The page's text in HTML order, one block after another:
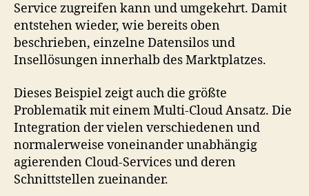
Service zugreifen kann und umgekehrt. Damit
entstehen wieder, wie bereits oben
beschrieben, einzelne Datensilos und
Insellösungen innerhalb des Marktplatzes.
Dieses Beispiel zeigt auch die größte
Problematik mit einem Multi-Cloud Ansatz. Die
Integration der vielen verschiedenen und
normalerweise voneinander unabhängig
agierenden Cloud-Services und deren
Schnittstellen zueinander.